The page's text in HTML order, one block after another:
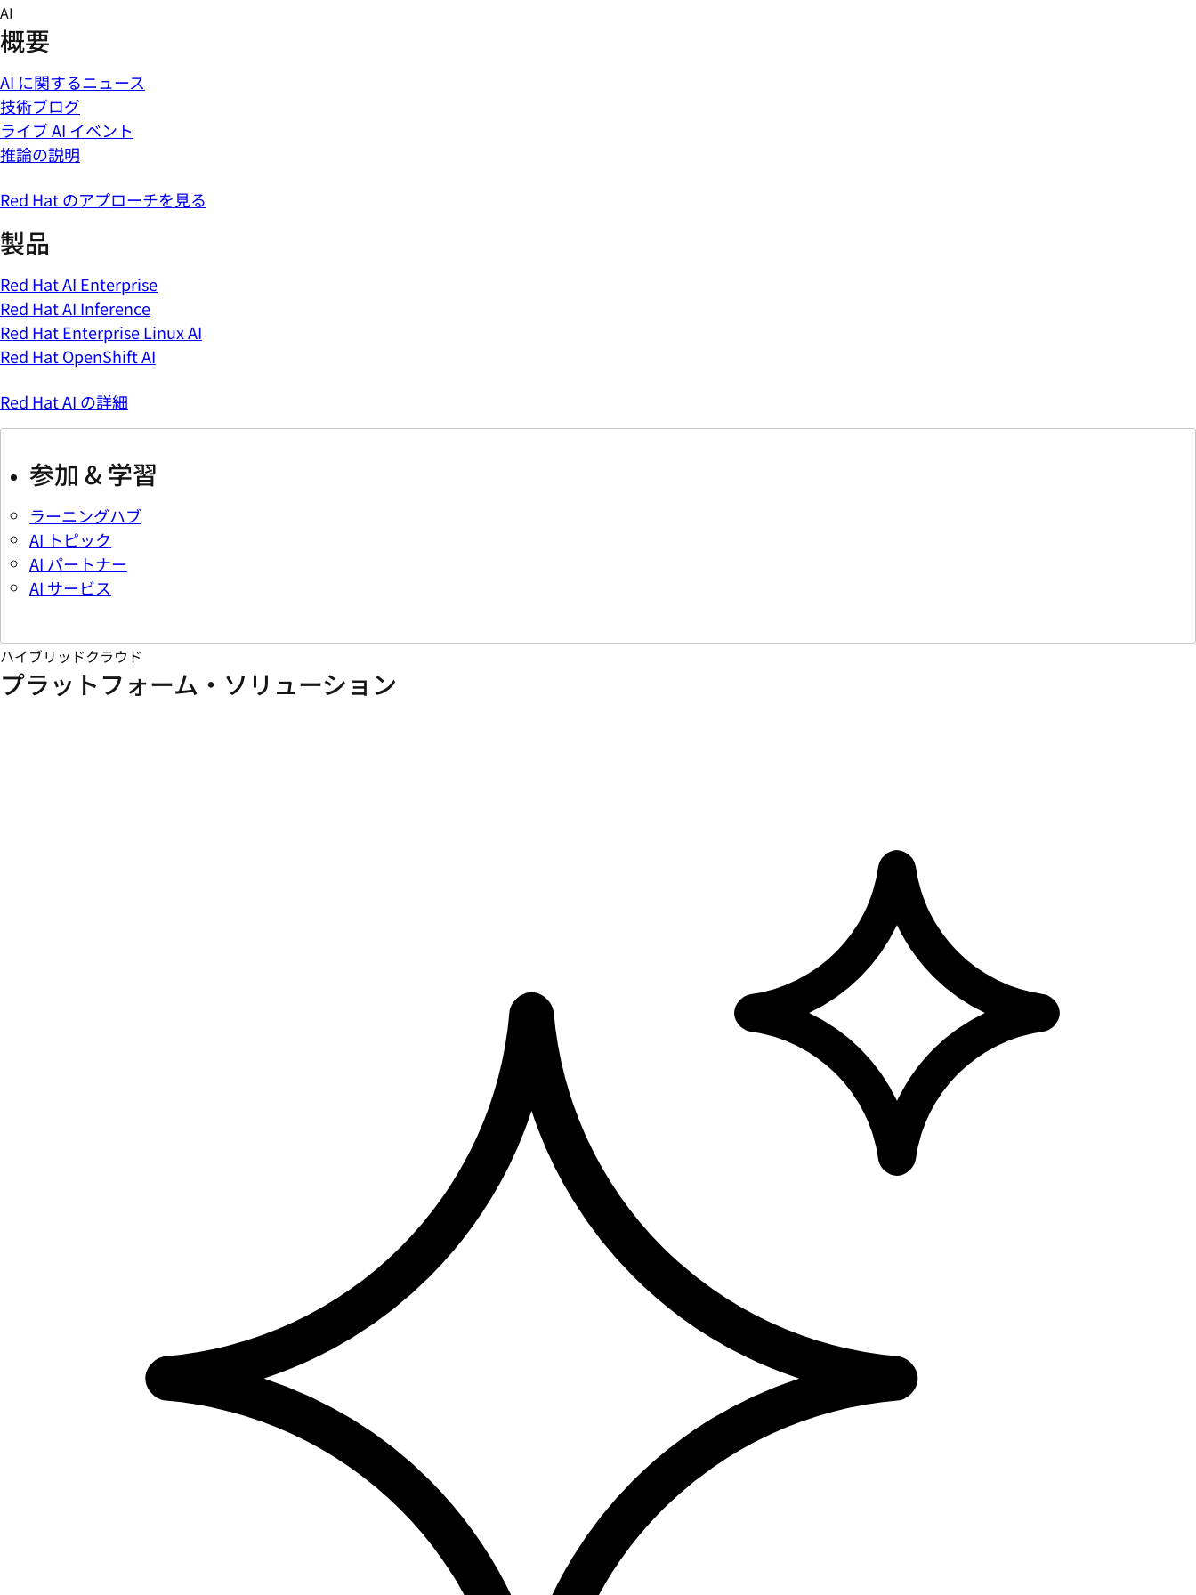
Skip
to
content
AI
概要
AI に関するニュース
技術ブログ
ライブ AI イベント
推論の説明
Red Hat のアプローチを見る
製品
Red Hat AI Enterprise
Red Hat AI Inference
Red Hat Enterprise Linux AI
Red Hat OpenShift AI
Red Hat AI の詳細
参加 & 学習
ラーニングハブ
AI トピック
AI パートナー
AI サービス
ハイブリッドクラウド
プラットフォーム・ソリューション